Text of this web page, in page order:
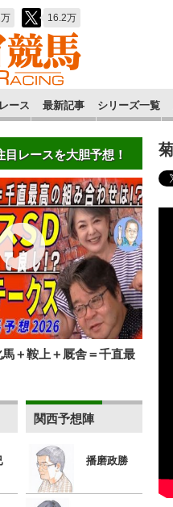
16.2万
ース 最新記事 シリーズ一覧
目レースを大胆予想！
馬＋鞍上＋厩舎＝千直最
関西予想陣
播磨政勝